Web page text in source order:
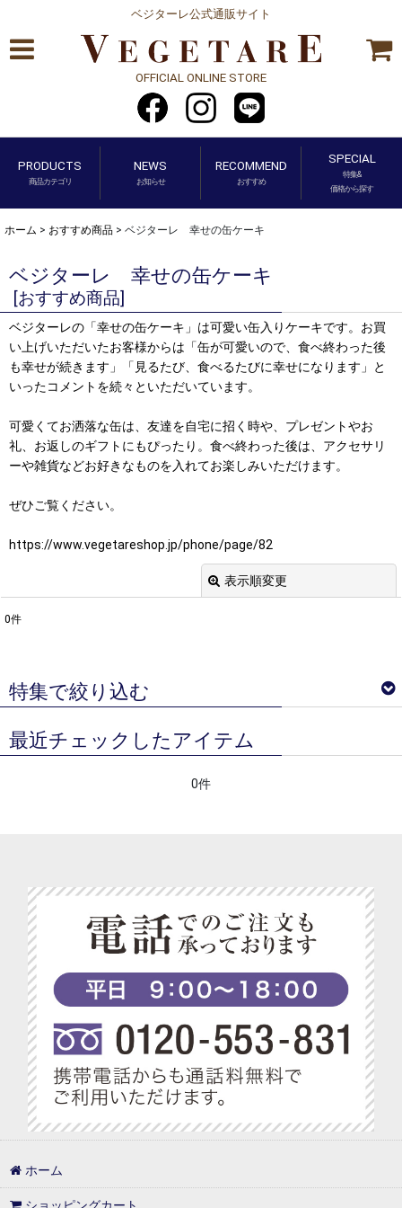
ベジターレ公式通販サイト
OFFICIAL ONLINE STORE
PRODUCTS
商品カテゴリ
NEWS
お知らせ
RECOMMEND
おすすめ
SPECIAL
特集&
価格から探す
ホーム > おすすめ商品 > ベジターレ 幸せの缶ケーキ
ベジターレ 幸せの缶ケーキ
[おすすめ商品]
ベジターレの「幸せの缶ケーキ」は可愛い缶入りケーキです。お買
い上げいただいたお客様からは「缶が可愛いので、食べ終わった後
も幸せが続きます」「見るたび、食べるたびに幸せになります」と
いったコメントを続々といただいています。
可愛くてお洒落な缶は、友達を自宅に招く時や、プレゼントやお
礼、お返しのギフトにもぴったり。食べ終わった後は、アクセサリ
ーや雑貨などお好きなものを入れてお楽しみいただけます。
ぜひご覧ください。
https://www.vegetareshop.jp/phone/page/82
表示順変更
並び順 :
絞り込む
0件
特集で絞り込む
ベジターレ サマーギフトギフト特集
ベジターレ グルテンフリーの米粉スイーツ特集
ベジターレ コーディアル特集
ベジターレ 幸せの缶ケーキ
ベジターレ アレンジレシピ特集
プチギフト特集
べジターレ ノンアルコールスパークリング特集
1,000円以内
1,000円台の可愛いギフト
最近チェックしたアイテム
0件
ホーム